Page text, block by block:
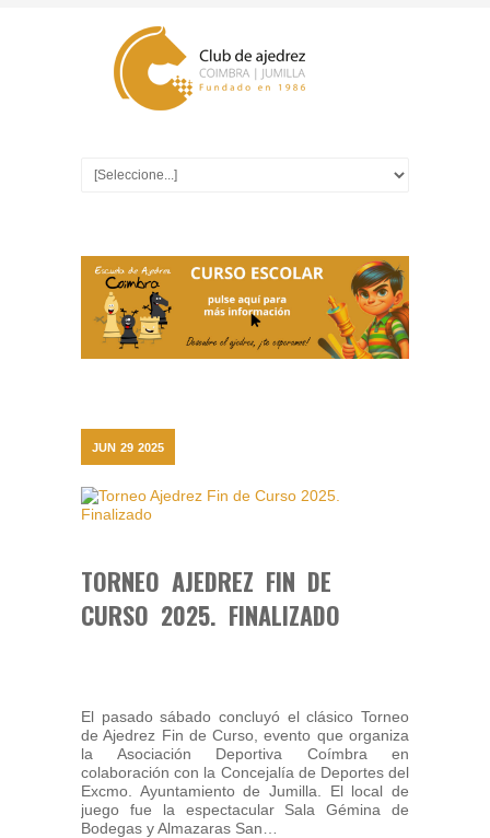
JUN 29 2025
TORNEO AJEDREZ FIN DE
CURSO 2025. FINALIZADO
El pasado sábado concluyó el clásico Torneo
de Ajedrez Fin de Curso, evento que organiza
la Asociación Deportiva Coímbra en
colaboración con la Concejalía de Deportes del
Excmo. Ayuntamiento de Jumilla. El local de
juego fue la espectacular Sala Gémina de
Bodegas y Almazaras San…